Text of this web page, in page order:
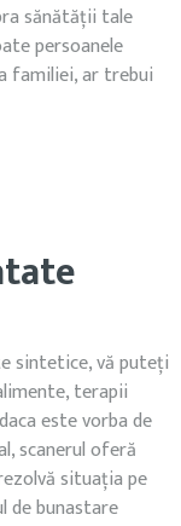
sănătății tale
persoanele
familiei, ar trebui
sintetice, vă puteți
terapii
este vorba de
scanerul oferă
situația pe
de bunastare